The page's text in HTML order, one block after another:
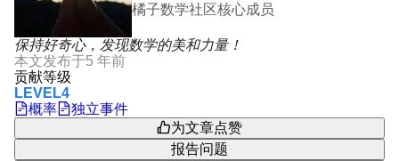
橘子数学社区核心成员
保持好奇心，发现数学的美和力量！
本文发布于5 年前
贡献等级
LEVEL4
概率
独立事件
为文章点赞
报告问题